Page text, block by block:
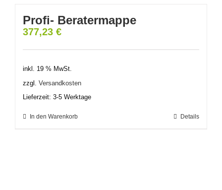
Profi- Beratermappe
377,23 €
inkl. 19 % MwSt.
zzgl. Versandkosten
Lieferzeit: 3-5 Werktage
In den Warenkorb Details